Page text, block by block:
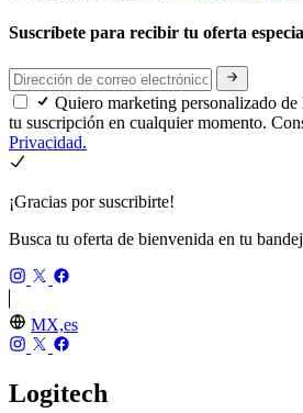
Suscríbete para recibir tu oferta
Quiero marketing personalizado
tu suscripción en cualquier momento.
Privacidad.
¡Gracias por suscribirte!
Busca tu oferta de bienvenida en tu
MX,es
Logitech